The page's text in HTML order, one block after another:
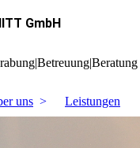
GmbH
uns Leistungen